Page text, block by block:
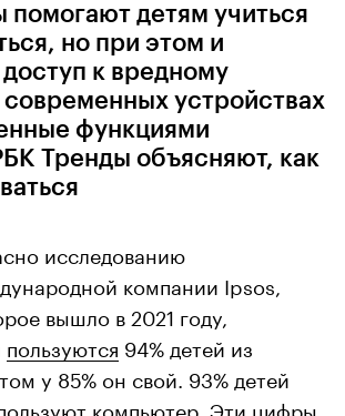
детям учиться
но при этом и
к вредному
современных устройствах
функциями
Тренды объясняют, как
исследованию
компании Ipsos,
вышло в 2021 году,
пользуются 94% детей из
у 85% он свой. 93% детей
компьютер. Эти цифры